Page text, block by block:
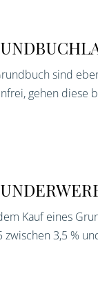
sind
gehen diese
Kauf eines
zwischen 3,5 %